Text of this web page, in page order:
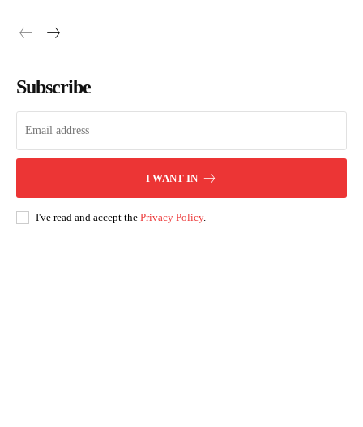
Subscribe
I WANT IN
I've read and accept the Privacy Policy.